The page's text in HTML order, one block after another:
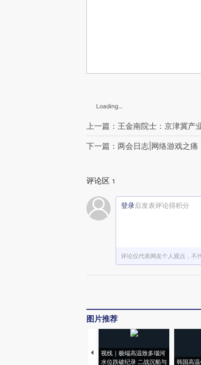
Loading...
上一篇：王金南院士：京津冀产
下一篇：两会日志|网络游戏之痛
评论区 1
登录后发表评论得积分
评论仅代表网友个人观点，不
图片推荐
视线｜极端高温致多瑙河
水位跌破纪录 二战沉船与
韩国高